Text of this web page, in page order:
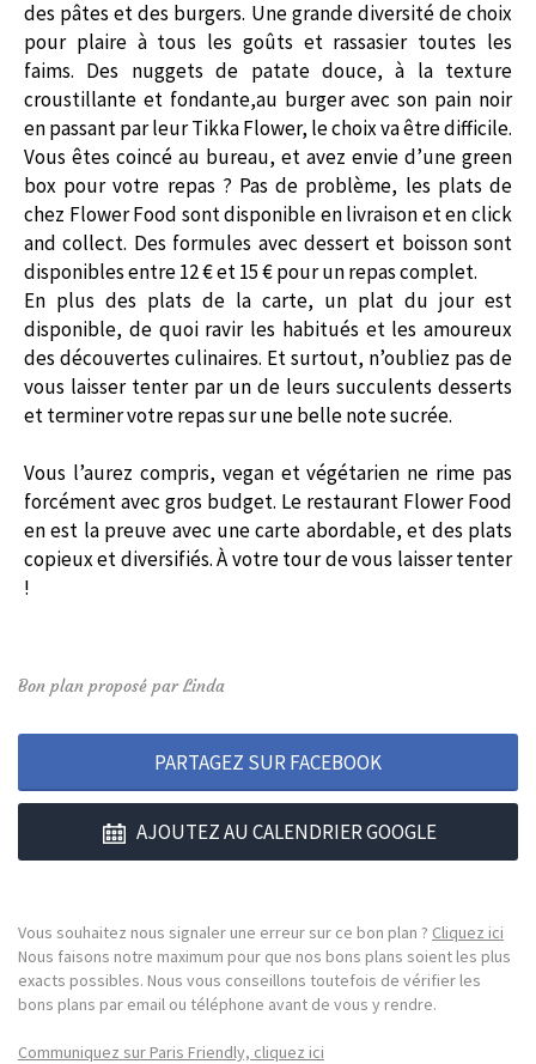
des pâtes et des burgers. Une grande diversité de choix
pour plaire à tous les goûts et rassasier toutes les
faims. Des nuggets de patate douce, à la texture
croustillante et fondante,au burger avec son pain noir
en passant par leurTikkaFlower, le choix va être difficile.
Vous êtes coincé au bureau, et avez envie d’une green
box pour votre repas ? Pas de problème, les plats de
chez Flower Food sont disponible en livraison et en click
and collect. Des formules avec dessert et boisson sont
disponibles entre 12 € et 15 € pour un repas complet.
En plus des plats de la carte, un plat du jour est
disponible, de quoi ravir les habitués et les amoureux
des découvertes culinaires. Et surtout, n’oubliez pas de
vous laisser tenter par un de leurs succulents desserts
et terminer votre repas sur une belle note sucrée.
Vous l’aurez compris, vegan et végétarien ne rime pas
forcément avec gros budget. Le restaurant Flower Food
en est la preuve avec une carte abordable, et des plats
copieux et diversifiés.À votre tour de vous laisser tenter
!
Bon plan proposé par Linda
PARTAGEZ SUR FACEBOOK
AJOUTEZ AU CALENDRIER GOOGLE
Vous souhaitez nous signaler une erreur sur ce bon plan ? Cliquez ici
Nous faisons notre maximum pour que nos bons plans soient les plus
exacts possibles. Nous vous conseillons toutefois de vérifier les
bons plans par email ou téléphone avant de vous y rendre.
Communiquez sur Paris Friendly, cliquez ici